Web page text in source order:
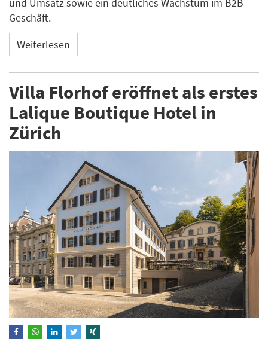
und Umsatz sowie ein deutliches Wachstum im B2B-
Geschäft.
Weiterlesen
Villa Florhof eröffnet als erstes
Lalique Boutique Hotel in
Zürich